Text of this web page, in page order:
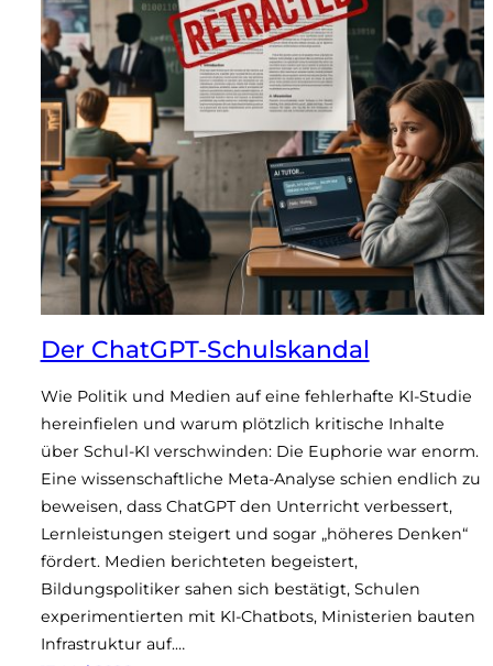
Der ChatGPT-Schulskandal
Wie Politik und Medien auf eine fehlerhafte KI-Studie
hereinfielen und warum plötzlich kritische Inhalte
über Schul-KI verschwinden: Die Euphorie war enorm.
Eine wissenschaftliche Meta-Analyse schien endlich zu
beweisen, dass ChatGPT den Unterricht verbessert,
Lernleistungen steigert und sogar „höheres Denken“
fördert. Medien berichteten begeistert,
Bildungspolitiker sahen sich bestätigt, Schulen
experimentierten mit KI-Chatbots, Ministerien bauten
Infrastruktur auf.…